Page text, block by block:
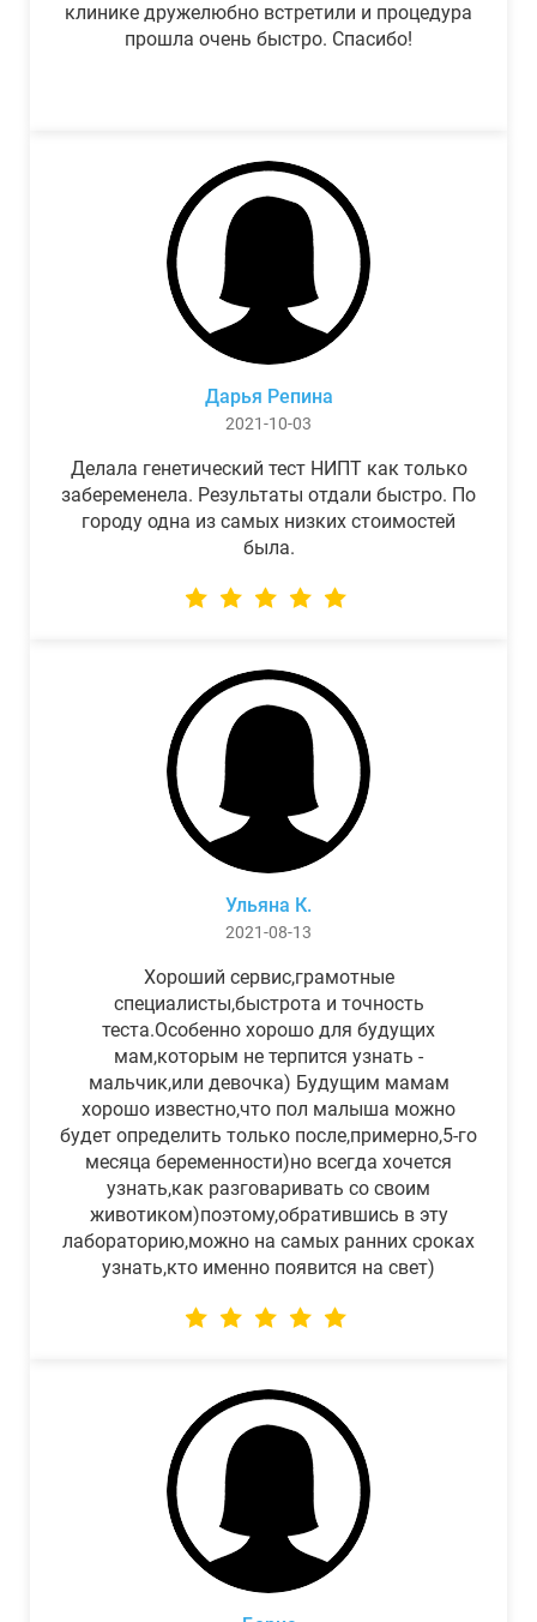
клинике дружелюбно встретили и процедура
прошла очень быстро. Спасибо!
Дарья Репина
2021-10-03
Делала генетический тест НИПТ как только
забеременела. Результаты отдали быстро. По
городу одна из самых низких стоимостей
была.
Ульяна К.
2021-08-13
Хороший сервис,грамотные
специалисты,быстрота и точность
теста.Особенно хорошо для будущих
мам,которым не терпится узнать -
мальчик,или девочка) Будущим мамам
хорошо известно,что пол малыша можно
будет определить только после,примерно,5-го
месяца беременности)но всегда хочется
узнать,как разговаривать со своим
животиком)поэтому,обратившись в эту
лабораторию,можно на самых ранних сроках
узнать,кто именно появится на свет)